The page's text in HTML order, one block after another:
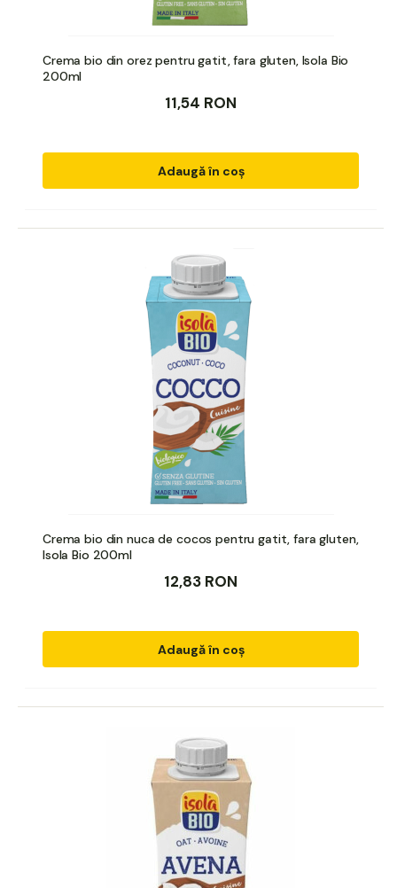
Crema bio din orez pentru gatit, fara gluten, Isola Bio
200ml
11,54 RON
Adaugă în coș
Crema bio din nuca de cocos pentru gatit, fara gluten,
Isola Bio 200ml
12,83 RON
Adaugă în coș